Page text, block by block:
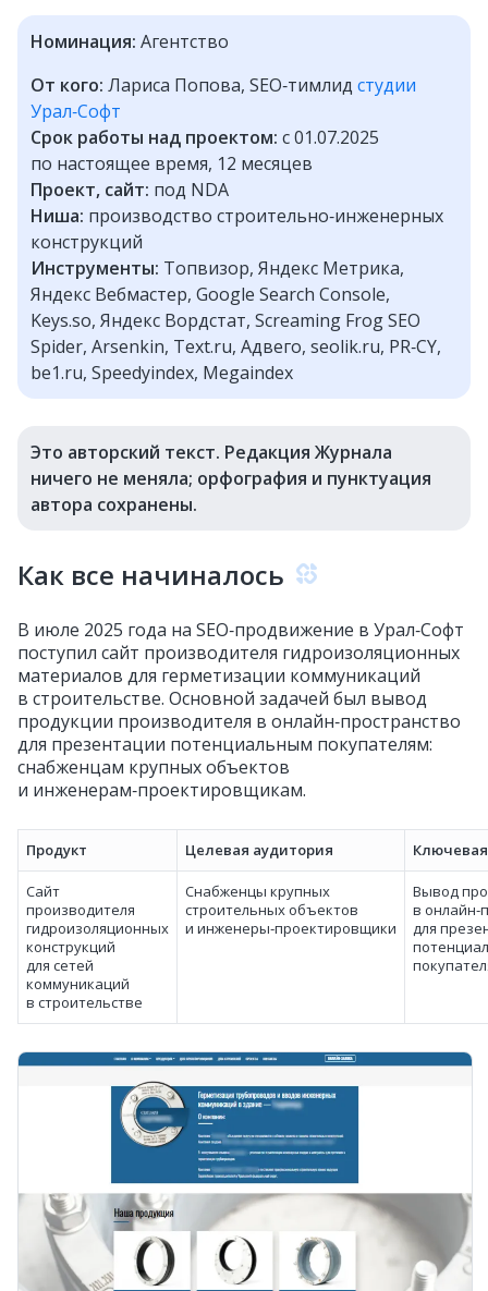
Номинация: Агентство
От кого: Лариса Попова, SEO‑тимлид студии
Урал‑Софт
Срок работы над проектом: с 01.07.2025
по настоящее время, 12 месяцев
Проект, сайт: под NDA
Ниша: производство строительно‑инженерных
конструкций
Инструменты: Топвизор, Яндекс Метрика,
Яндекс Вебмастер, Google Search Console,
Keys.so, Яндекс Вордстат, Screaming Frog SEO
Spider, Arsenkin, Text.ru, Адвего, seolik.ru, PR‑CY,
be1.ru, Speedyindex, Megaindex
Это авторский текст. Редакция Журнала
ничего не меняла; орфография и пунктуация
автора сохранены.
Как все начиналось
В июле 2025 года на SEO‑продвижение в Урал‑Софт
поступил сайт производителя гидроизоляционных
материалов для герметизации коммуникаций
в строительстве. Основной задачей был вывод
продукции производителя в онлайн‑пространство
для презентации потенциальным покупателям:
снабженцам крупных объектов
и инженерам‑проектировщикам.
Продукт Целевая аудитория
Сайт
производителя
гидроизоляционных
конструкций
для сетей
коммуникаций
в строительстве
Снабженцы крупных
строительных объектов
и инженеры‑проектировщики
Вывод
в
для